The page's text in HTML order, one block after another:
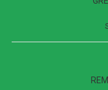
29 de
Horário
21h30